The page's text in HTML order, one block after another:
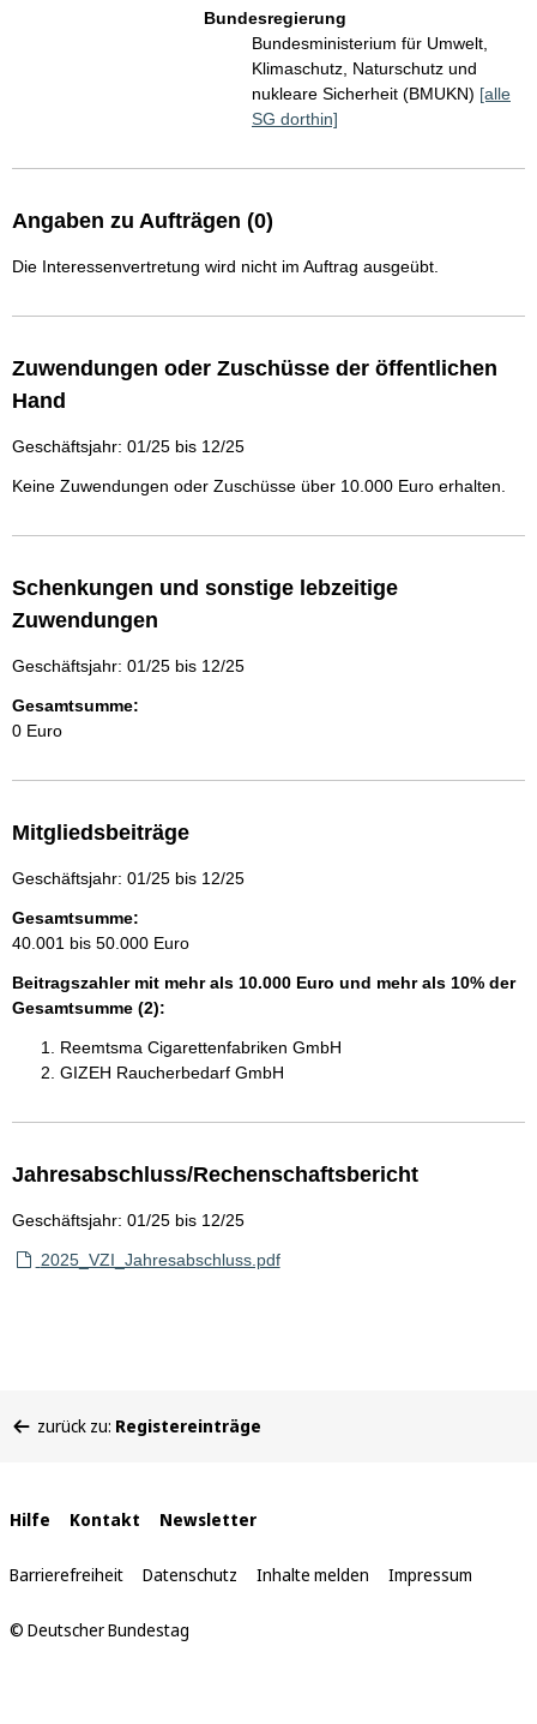
Bundesregierung
Bundesministerium für Umwelt,
Klimaschutz, Naturschutz und
nukleare Sicherheit (BMUKN) [alle
SG dorthin]
Angaben zu Aufträgen (0)
Die Interessenvertretung wird nicht im Auftrag ausgeübt.
Zuwendungen oder Zuschüsse der öffentlichen
Hand
Geschäftsjahr: 01/25 bis 12/25
Keine Zuwendungen oder Zuschüsse über 10.000 Euro erhalten.
Schenkungen und sonstige lebzeitige
Zuwendungen
Geschäftsjahr: 01/25 bis 12/25
Gesamtsumme:
0 Euro
Mitgliedsbeiträge
Geschäftsjahr: 01/25 bis 12/25
Gesamtsumme:
40.001 bis 50.000 Euro
Beitragszahler mit mehr als 10.000 Euro und mehr als 10% der
Gesamtsumme (2):
Reemtsma Cigarettenfabriken GmbH
GIZEH Raucherbedarf GmbH
Jahresabschluss/Rechenschaftsbericht
Geschäftsjahr: 01/25 bis 12/25
2025_VZI_Jahresabschluss.pdf
befinden
zurück zu: Registereinträge
Interne
Links
Hilfe Kontakt Newsletter
Barrierefreiheit Datenschutz Inhalte melden Impressum
© Deutscher Bundestag